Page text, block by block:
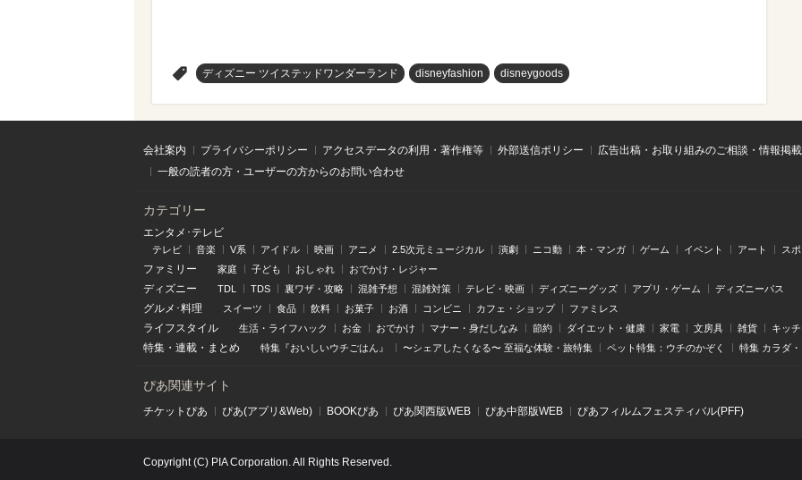
ディズニー ツイステッドワンダーランド disneyfashion disneygoods
会社案内 プライバシーポリシー アクセスデータの利用・著作権等 外部送信ポリシー
広告出稿・お取り組みのご相談・情報掲
一般の読者の方・ユーザーの方からのお問い合わせ
カテゴリー
エンタメ･テレビ
テレビ 音楽 V系 アイドル 映画 アニメ 2.5次元ミュージカル 演劇 ニコ動 本・マンガ ゲーム イベント アート ス
ファミリー 家庭 子ども おしゃれ おでかけ・レジャー
ディズニー TDL TDS 裏ワザ・攻略 混雑予想 混雑対策 テレビ・映画 ディズニーグッズ アプリ・ゲーム ディズニーパス
グルメ･料理 スイーツ 食品 飲料 お菓子 お酒 コンビニ カフェ・ショップ ファミレス
ライフスタイル 生活・ライフハック お金 おでかけ マナー・身だしなみ 節約 ダイエット・健康 家電 文房具 雑貨 キッ
特集 ・ 連載 ・ まとめ 特集『おいしいウチごはん』 〜シェアしたくなる〜 至福な体験・旅特集 ペット特集：ウチのかぞく 特集 カラダ
ぴあ関連サイト
チケットぴあ ぴあ(アプリ&Web) BOOKぴあ ぴあ関⻄版WEB ぴあ中部版WEB ぴあフィルムフェスティバル(PFF)
Copyright (C) PIA Corporation. All Rights Reserved.